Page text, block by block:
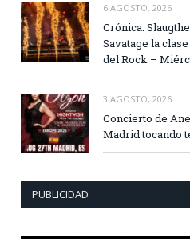
6 AGOSTO, 2026
Crónica:
Savatage la
del Rock –
3 AGOSTO, 2026
Concierto de
Madrid tocando
PUBLICIDAD